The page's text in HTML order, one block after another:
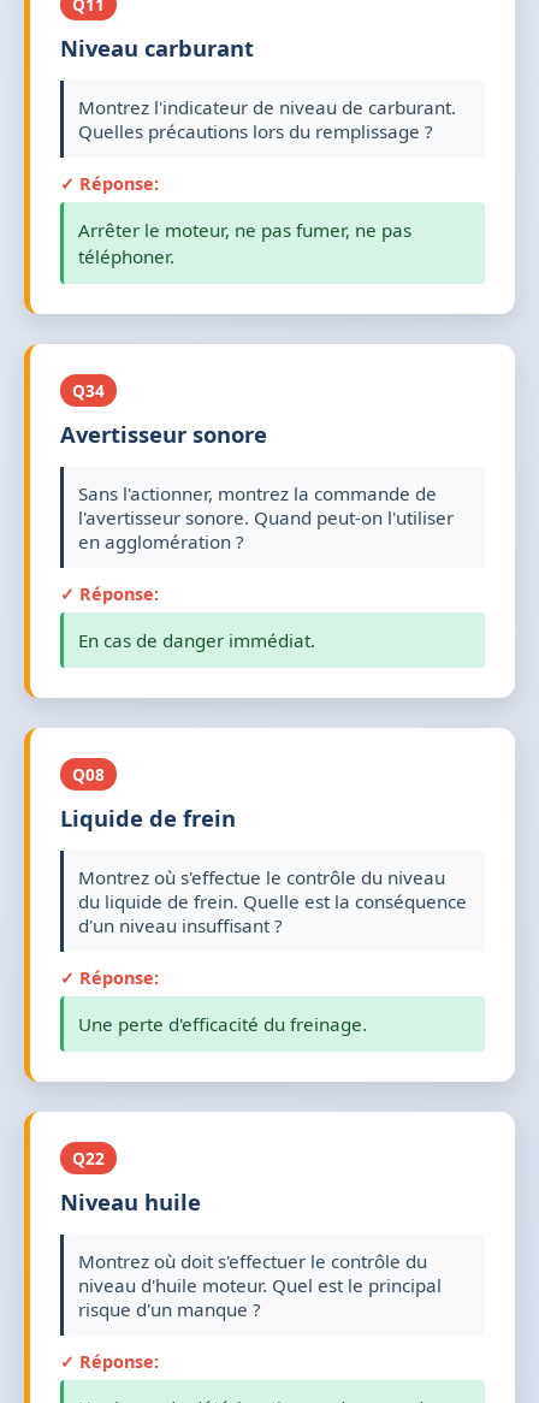
Niveau carburant
Montrez l'indicateur de niveau de carburant.
Quelles précautions lors du remplissage ?
✓ Réponse:
Arrêter le moteur, ne pas fumer, ne pas
téléphoner.
Q34
Avertisseur sonore
Sans l'actionner, montrez la commande de
l'avertisseur sonore. Quand peut-on l'utiliser
en agglomération ?
✓ Réponse:
En cas de danger immédiat.
Q08
Liquide de frein
Montrez où s'effectue le contrôle du niveau
du liquide de frein. Quelle est la conséquence
d'un niveau insuffisant ?
✓ Réponse:
Une perte d'efficacité du freinage.
Q22
Niveau huile
Montrez où doit s'effectuer le contrôle du
niveau d'huile moteur. Quel est le principal
risque d'un manque ?
✓ Réponse: